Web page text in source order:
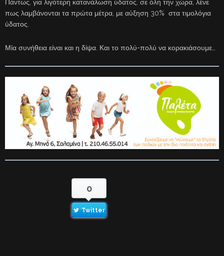
Πάντως, για λιγότερη κατανάλωση ύδατος, σε όλη την χώρα, λένε
πως λαμβάνονται τα πρώτα μέτρα, με αύξηση 30% στα τιμολόγια
ύδατος.
Μία συνήθεια είναι και η δίψα. Και το πολύ-πολύ να κορακιάσουμε…
0
Twitter